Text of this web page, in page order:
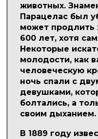
животных.
Парацелас был
может продлить
600 лет, хотя
Некоторые
молодости, как
человеческую
ночь спали с
девушками,
болтались, а
своим дыханием.
В 1889 году